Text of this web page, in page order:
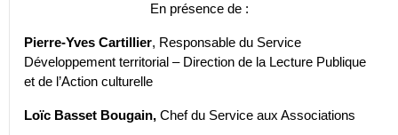
En présence de :
Pierre-Yves Cartillier, Responsable du Service
Développement territorial – Direction de la Lecture Publique
et de l’Action culturelle
Loïc Basset Bougain, Chef du Service aux Associations